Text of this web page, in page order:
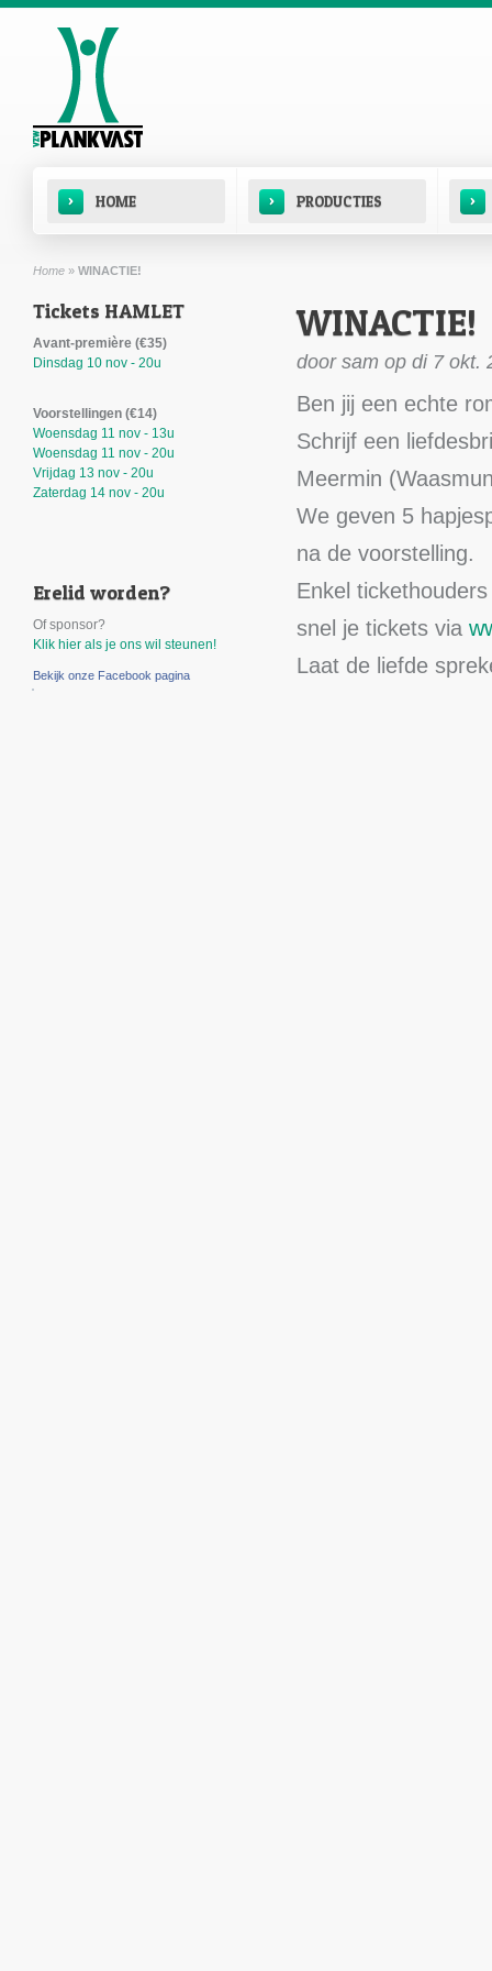
Overslaan en naar de inhoud gaan
Hoofdmenu
› HOME › PRODUCTIES ›
Home » WINACTIE!
Tickets HAMLET
Avant-première (€35)
Dinsdag 10 nov - 20u
Voorstellingen (€14)
Woensdag 11 nov - 13u
Woensdag 11 nov - 20u
Vrijdag 13 nov - 20u
Zaterdag 14 nov - 20u
Erelid worden?
Of sponsor?
Klik hier als je ons wil steunen!
Bekijk onze Facebook pagina
WINACTIE!
doorsam op di 7 okt.
Ben jij een echte
Schrijf een
Meermin
We geven 5
na de voorstelling.
Enkel
snel je tickets via
Laat de liefde